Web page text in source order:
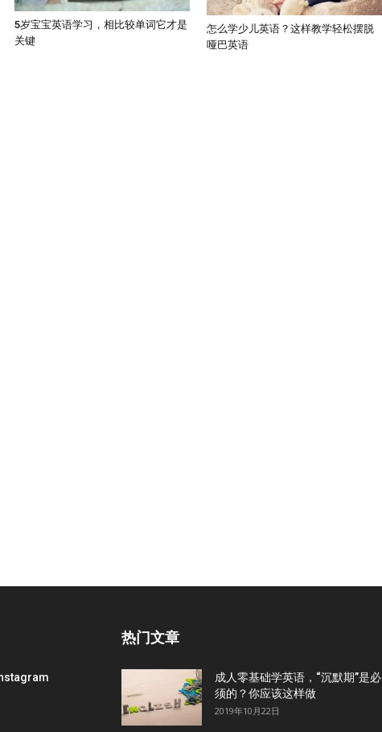
5岁宝宝英语学习，相比较单词它才是
关键
怎么学少儿英语？这样教学轻松摆脱
哑巴英语
热门文章
成人零基础学英语，“沉默期”是必
须的？你应该这样做
2019年10月22日